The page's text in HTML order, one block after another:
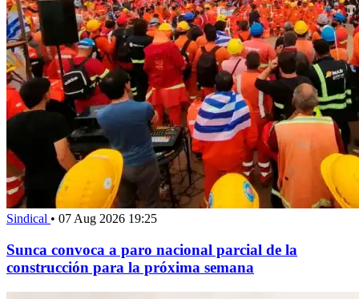
Sindical • 07 Aug 2026 19:25
Sunca convoca a paro nacional parcial de la
construcción para la próxima semana